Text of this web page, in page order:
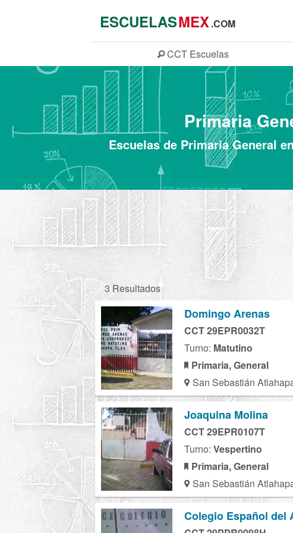
ESCUELASMEX.COM
CCT Escuelas
Primaria
Escuelas de Primaria General
3 Resultados
Domingo Arenas
CCT 29EPR0032T
Turno: Matutino
Primaria, General
San Sebastián
Joaquina Molina
CCT 29EPR0107T
Turno: Vespertino
Primaria, General
San Sebastián
Colegio Español del